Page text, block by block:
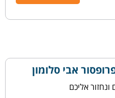
אבי סלומון
אליכם